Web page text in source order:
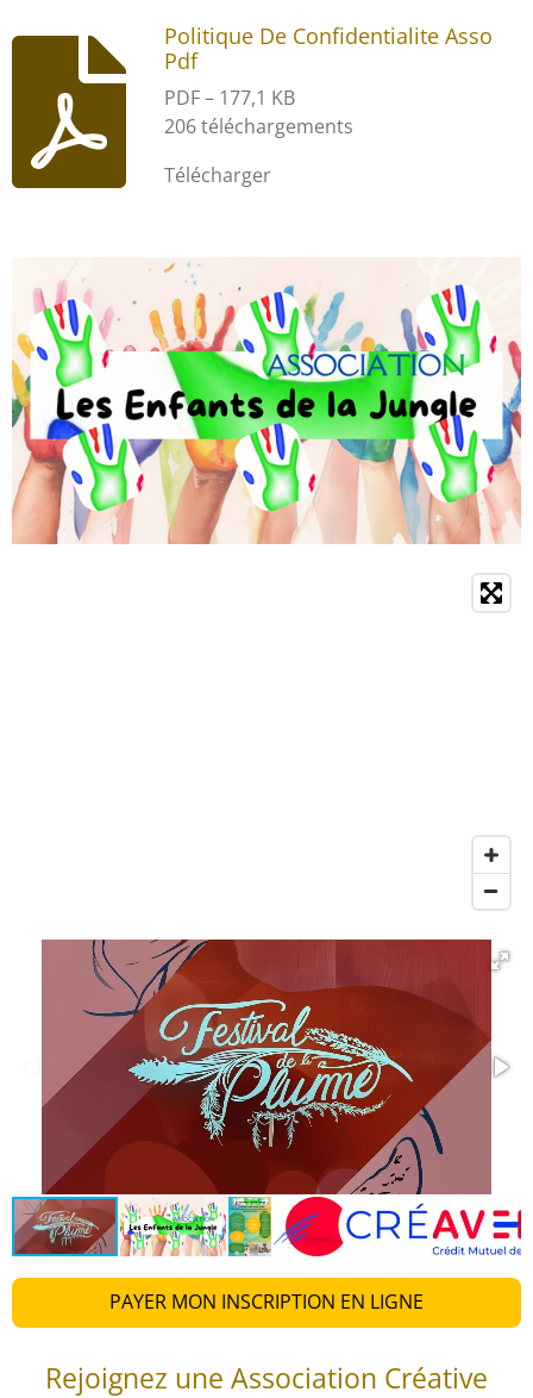
Politique De Confidentialite Asso
Pdf
PDF – 177,1 KB
206 téléchargements
Télécharger
PAYER MON INSCRIPTION EN LIGNE
Rejoignez une Association Créative